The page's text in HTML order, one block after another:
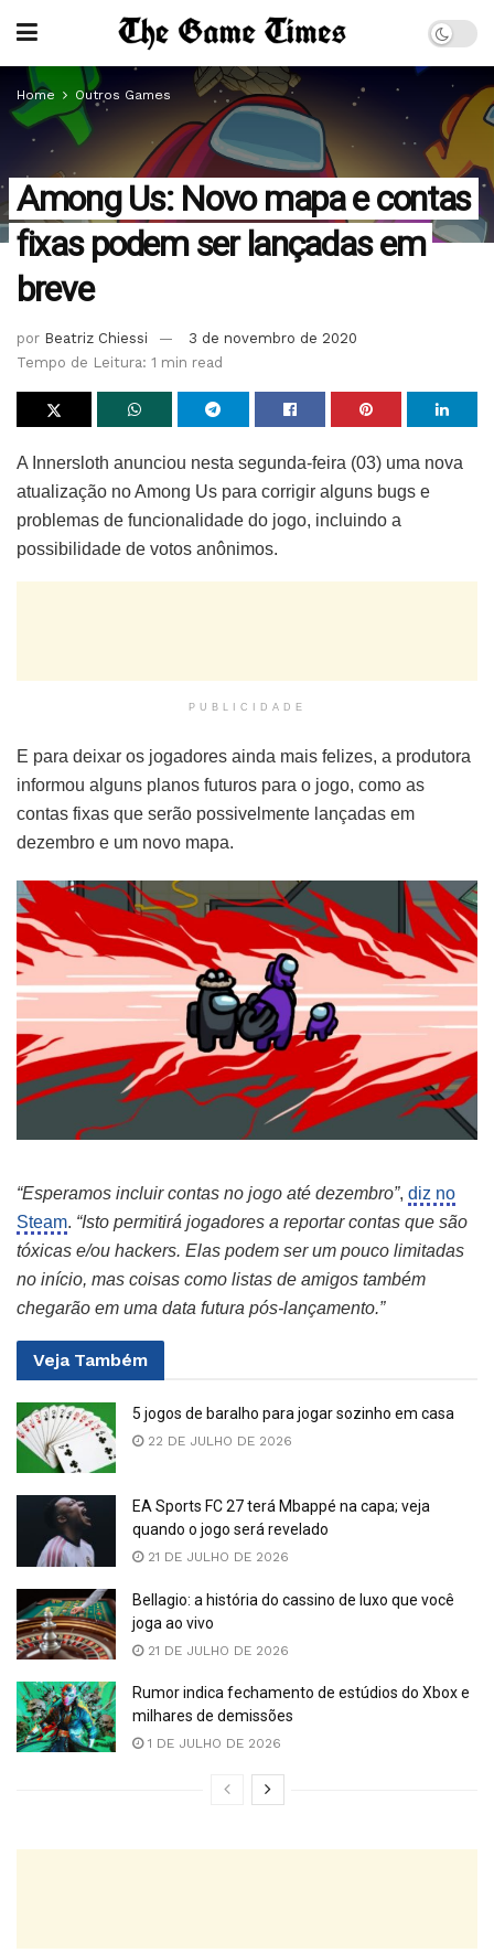
Home Outros Games
Among Us: Novo mapa e contas
fixas podem ser lançadas em
breve
por Beatriz Chiessi
3 de novembro de 2020
Tempo de Leitura: 1 min read
A Innersloth anunciou nesta segunda-feira (03) uma nova
atualização no Among Us para corrigir alguns bugs e
problemas de funcionalidade do jogo, incluindo a
possibilidade de votos anônimos.
PUBLICIDADE
E para deixar os jogadores ainda mais felizes, a produtora
informou alguns planos futuros para o jogo, como as
contas fixas que serão possivelmente lançadas em
dezembro e um novo mapa.
“Esperamos incluir contas no jogo até dezembro”, diz no
Steam. “Isto permitirá jogadores a reportar contas que são
tóxicas e/ou hackers. Elas podem ser um pouco limitadas
no início, mas coisas como listas de amigos também
chegarão em uma data futura pós-lançamento.”
Veja Também
5 jogos de baralho para jogar sozinho em casa
22 DE JULHO DE 2026
EA Sports FC 27 terá Mbappé na capa; veja
quando o jogo será revelado
21 DE JULHO DE 2026
Bellagio: a história do cassino de luxo que você
joga ao vivo
21 DE JULHO DE 2026
Rumor indica fechamento de estúdios do Xbox e
milhares de demissões
1 DE JULHO DE 2026